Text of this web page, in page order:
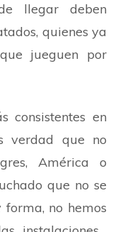
llegar deben
quienes ya
jueguen por
consistentes en
verdad que no
América o
que no se
no hemos